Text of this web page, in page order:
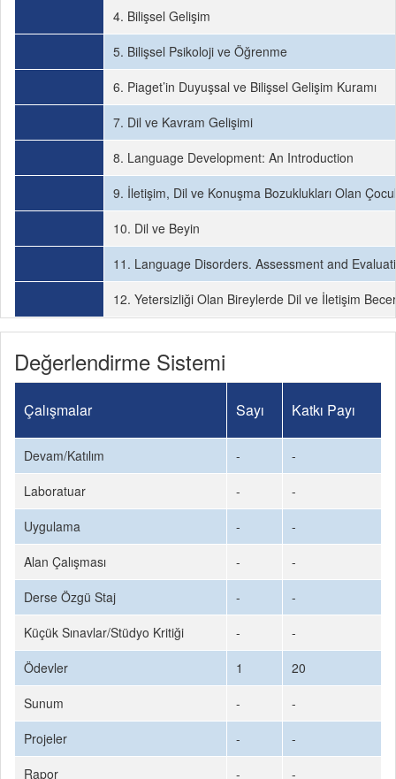
4. Bilişsel Gelişim
5. Bilişsel Psikoloji ve Öğrenme
6. Piaget’in Duyuşsal ve Bilişsel Gelişim Kuramı
7. Dil ve Kavram Gelişimi
8. Language Development: An Introduction
9. İletişim, Dil ve Konuşma Bozuklukları Olan
10. Dil ve Beyin
11. Language Disorders. Assessment and
12. Yetersizliği Olan Bireylerde Dil ve İletişim
Değerlendirme Sistemi
Çalışmalar Sayı Katkı Payı
Devam/Katılım -
-
Laboratuar
-
-
Uygulama
-
-
Alan Çalışması
-
-
Derse Özgü Staj
-
-
Küçük Sınavlar/Stüdyo Kritiği
-
-
Ödevler
1
20
Sunum
-
-
Projeler
-
-
Rapor
- -